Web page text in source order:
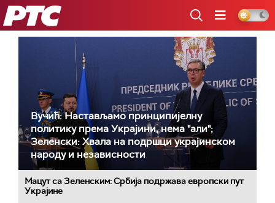
РТС
Вучић: Настављамо принципијелну
политику према Украјини, нема "али";
Зеленски: Хвала на подршци украјинском
народу и независности
Мацут са Зеленским: Србија подржава европски пут
Украјине